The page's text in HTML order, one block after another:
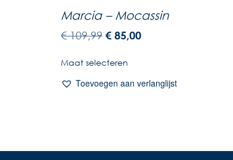
Marcia – Mocassin
€109,99 € 85,00
Maat selecteren
Toevoegen aan verlanglijst